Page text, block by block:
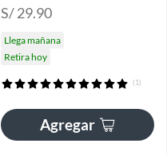
S/ 29.90
Llega mañana
Retira hoy
(1)
Agregar